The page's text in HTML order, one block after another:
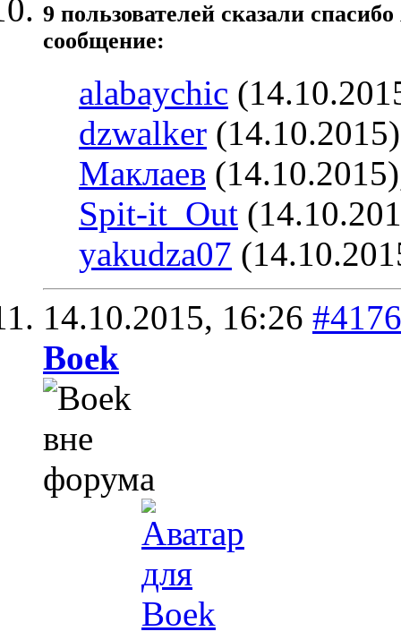
9 пользователей сказали
сообщение:
alabaychic
dzwalker
Маклаев
Spit-it_Out
yakudza07
14.10.2015, 16:26 #4176
Boek